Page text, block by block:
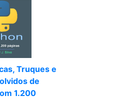
Truques e
de
1.200